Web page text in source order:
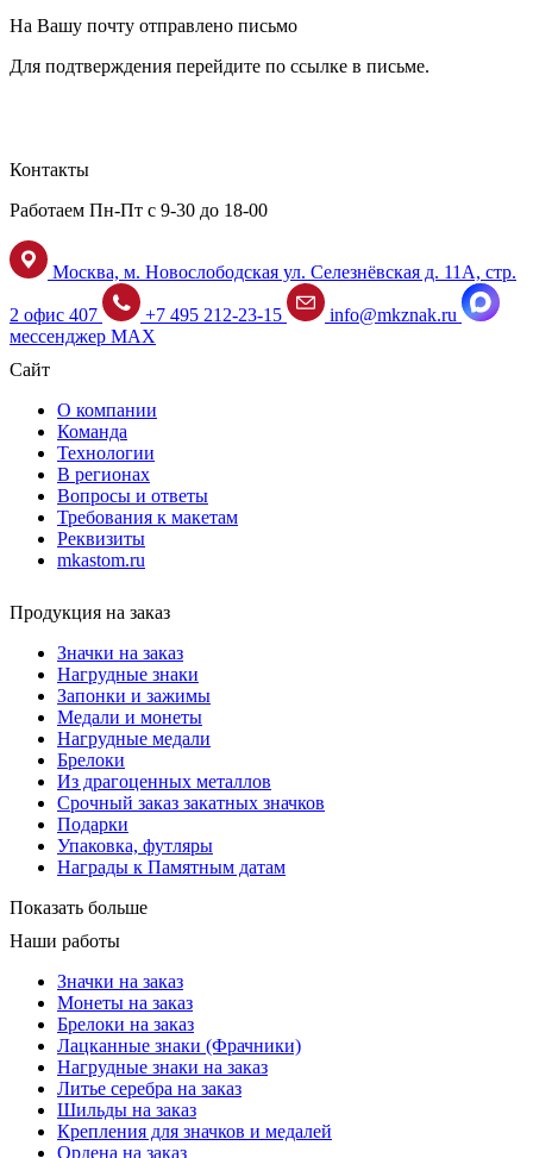
На Вашу почту отправлено письмо
Для подтверждения перейдите по ссылке в письме.
Контакты
Работаем Пн-Пт с 9-30 до 18-00
Москва, м. Новослободская ул. Селезнёвская д. 11А, стр.
2 офис 407 +7 495 212-23-15
info@mkznak.ru
мессенджер MAX
Сайт
О компании
Команда
Технологии
В регионах
Вопросы и ответы
Требования к макетам
Реквизиты
mkastom.ru
Продукция на заказ
Значки на заказ
Нагрудные знаки
Запонки и зажимы
Медали и монеты
Нагрудные медали
Брелоки
Из драгоценных металлов
Срочный заказ закатных значков
Подарки
Упаковка, футляры
Награды к Памятным датам
Показать больше
Наши работы
Значки на заказ
Монеты на заказ
Брелоки на заказ
Лацканные знаки (Фрачники)
Нагрудные знаки на заказ
Литье серебра на заказ
Шильды на заказ
Крепления для значков и медалей
Ордена на заказ